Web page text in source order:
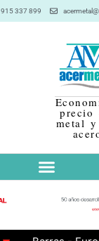
915 337 899
precio
metal